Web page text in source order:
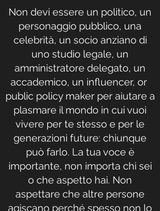
Non devi essere un politico, un
personaggio pubblico, una
celebrità, un socio anziano di
uno studio legale, un
amministratore delegato, un
accademico, un influencer, or
public policy maker per aiutare a
plasmare il mondo in cui vuoi
vivere per te stesso e per le
generazioni future: chiunque
può farlo. La tua voce è
importante, non importa chi sei
o che aspetto hai. Non
aspettare che altre persone
agiscano perché spesso non lo